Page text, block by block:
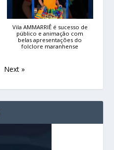
Vila AMMARRIÊ é sucesso de
público e animação com
belas apresentações do
folclore maranhense
Next »